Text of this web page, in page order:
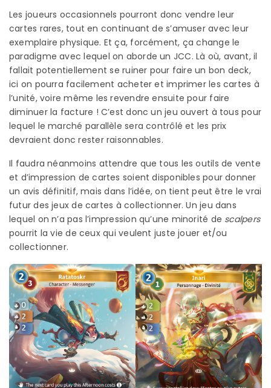
Les joueurs occasionnels pourront donc vendre leur
cartes rares, tout en continuant de s’amuser avec leur
exemplaire physique. Et ça, forcément, ça change le
paradigme avec lequel on aborde un JCC. Là où, avant, il
fallait potentiellement se ruiner pour faire un bon deck,
ici on pourra facilement acheter et imprimer les cartes à
l’unité, voire même les revendre ensuite pour faire
diminuer la facture ! C’est donc un jeu ouvert à tous pour
lequel le marché parallèle sera contrôlé et les prix
devraient donc rester raisonnables.
Il faudra néanmoins attendre que tous les outils de vente
et d’impression de cartes soient disponibles pour donner
un avis définitif, mais dans l’idée, on tient peut être le vrai
futur des jeux de cartes à collectionner. Un jeu dans
lequel on n’a pas l’impression qu’une minorité de scalpers
pourrit la vie de ceux qui veulent juste jouer et/ou
collectionner.